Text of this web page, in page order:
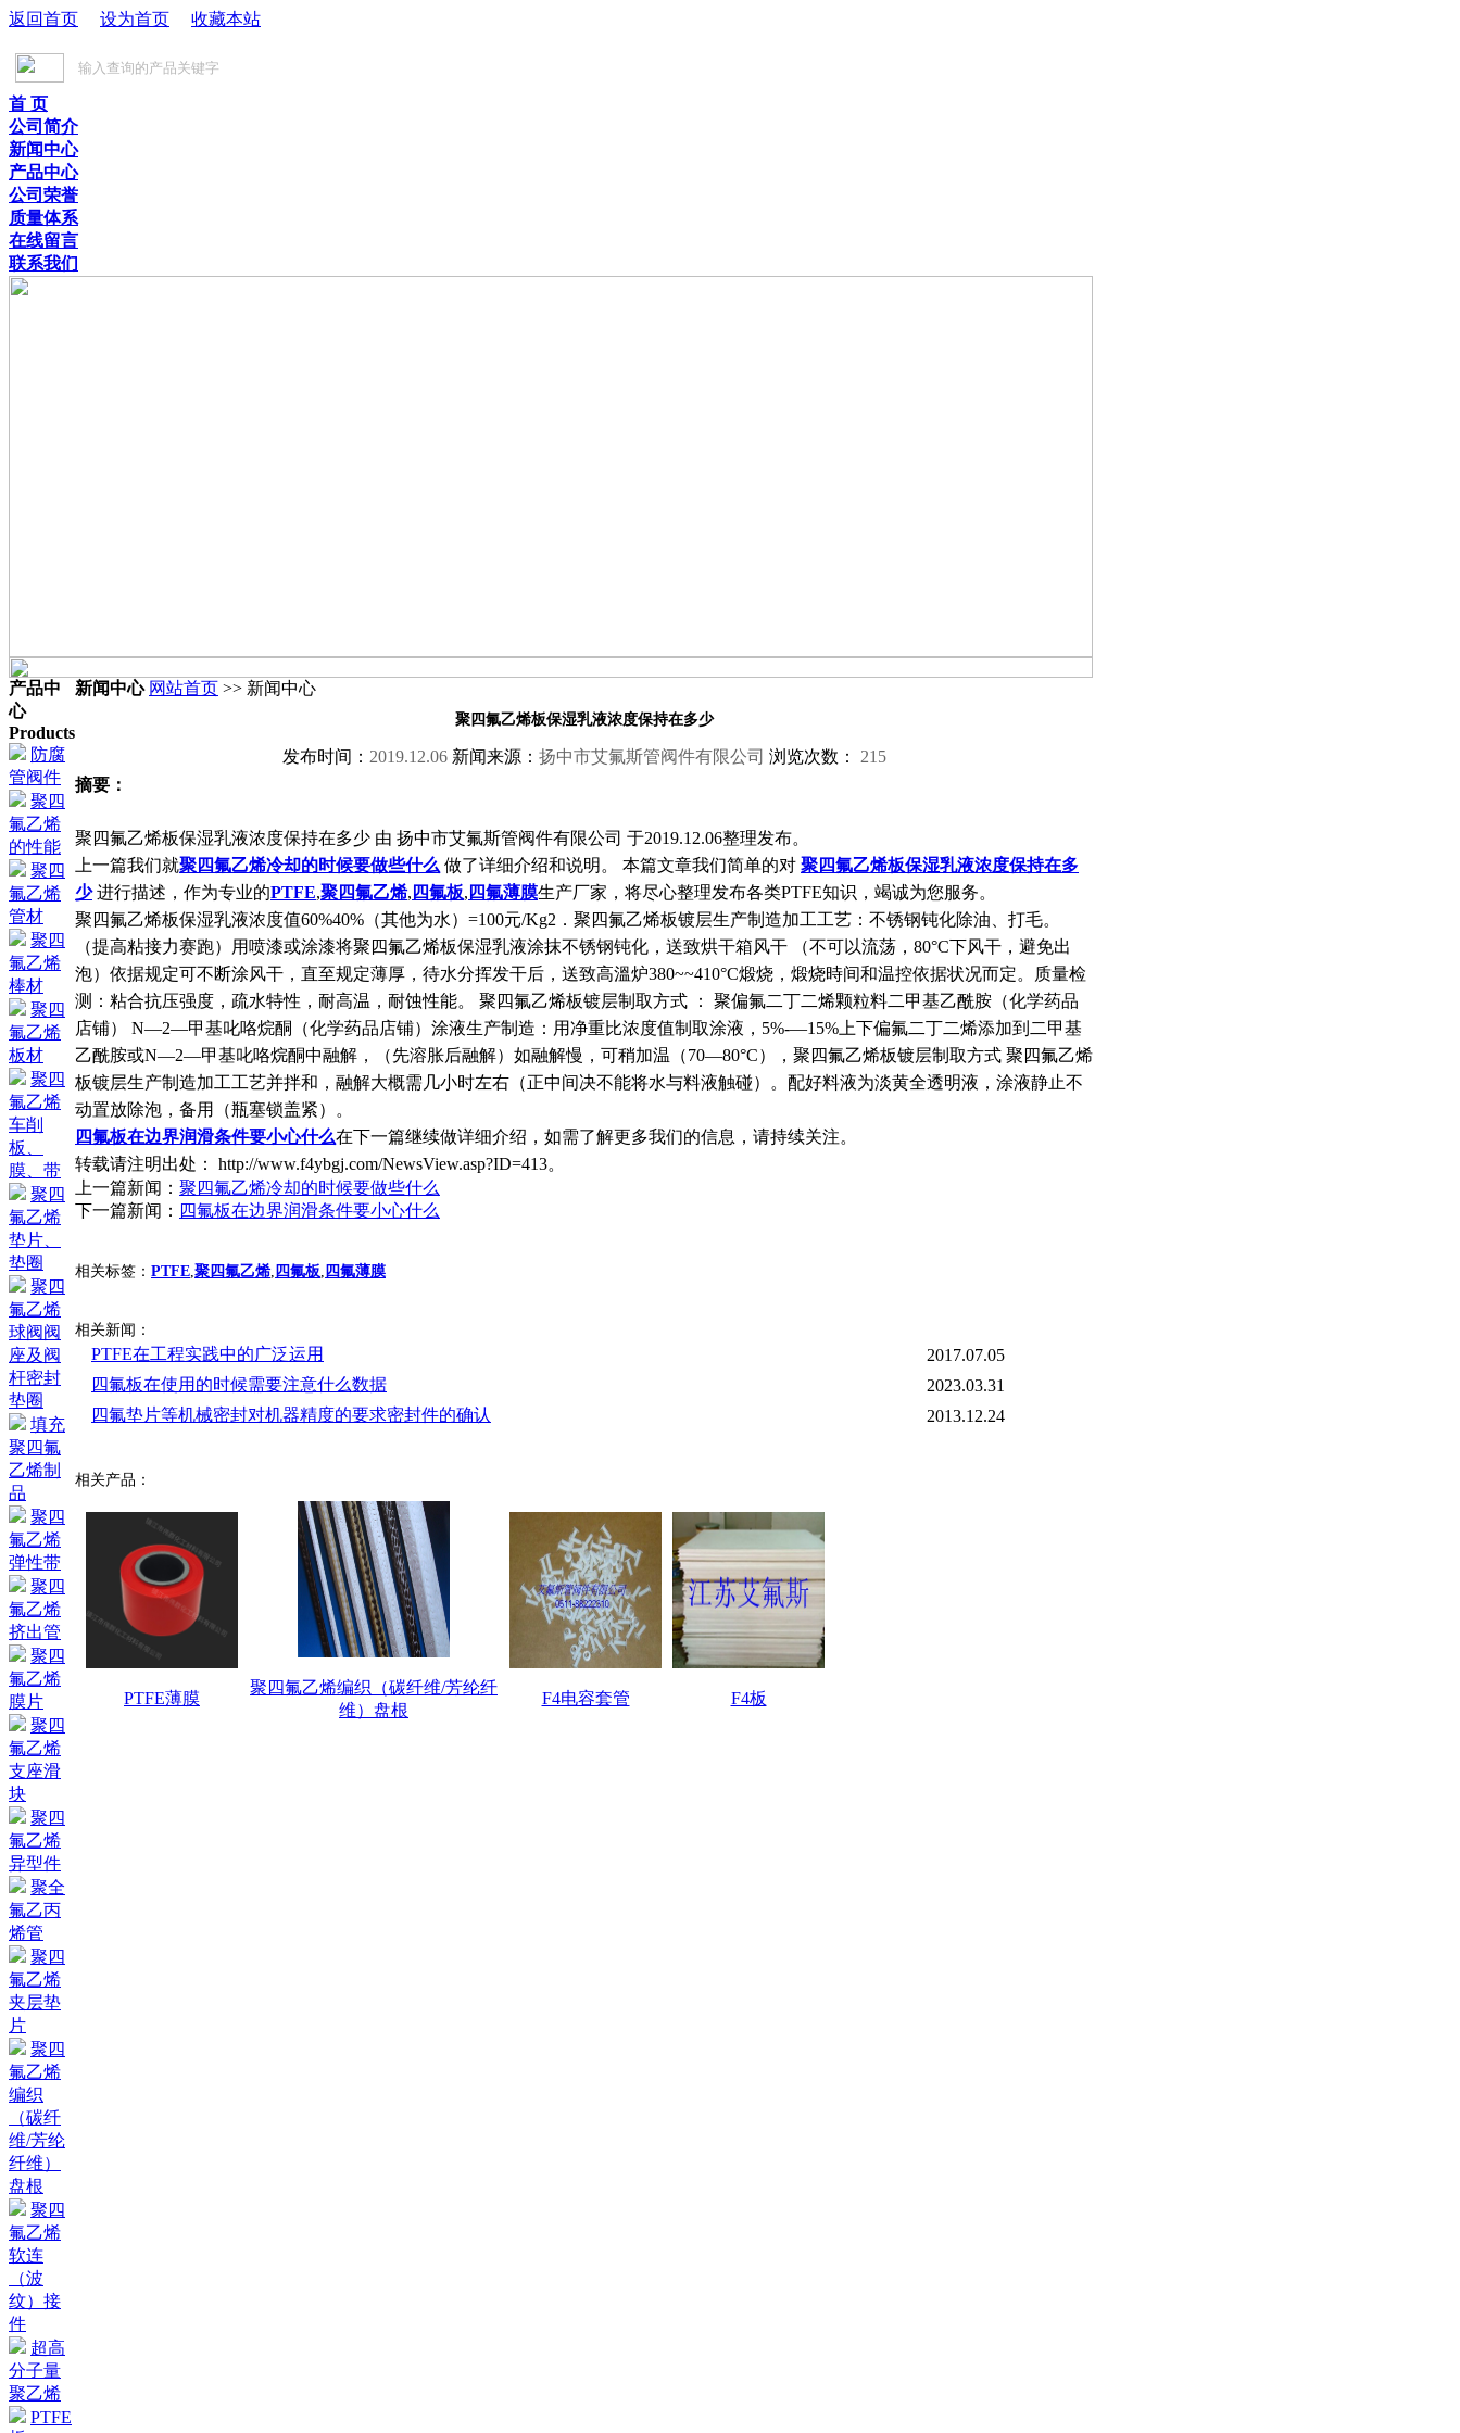
返回首页 设为首页 收藏本站
首 页
公司简介
新闻中心
产品中心
公司荣誉
质量体系
在线留言
联系我们
产品中
心
Products
防腐
管阀件
聚四
氟乙烯
的性能
聚四
氟乙烯
管材
聚四
氟乙烯
棒材
聚四
氟乙烯
板材
聚四
氟乙烯
车削
板、
膜、带
聚四
氟乙烯
垫片、
垫圈
聚四
氟乙烯
球阀阀
座及阀
杆密封
垫圈
填充
聚四氟
乙烯制
品
聚四
氟乙烯
弹性带
聚四
氟乙烯
挤出管
聚四
氟乙烯
膜片
聚四
氟乙烯
支座滑
块
聚四
氟乙烯
异型件
聚全
氟乙丙
烯管
聚四
氟乙烯
夹层垫
片
聚四
氟乙烯
编织
（碳纤
维/芳纶
纤维）
盘根
聚四
氟乙烯
软连
（波
纹）接
件
超高
分子量
聚乙烯
PTFE
新闻中心 网站首页 >> 新闻中心
聚四氟乙烯板保湿乳液浓度保持在多少
发布时间： 2019.12.06新闻来源： 扬中市艾氟斯管阀件有限公司 浏览次数：
215
摘要：
聚四氟乙烯板保湿乳液浓度保持在多少 由 扬中市艾氟斯管阀件有限公司 于2019.12.06整理发布。
上一篇我们就聚四氟乙烯冷却的时候要做些什么 做了详细介绍和说明。 本篇文章我们简单的对 聚四氟乙烯板保湿乳液浓度保持在多
少进行描述，作为专业的PTFE,聚四氟乙烯, 四氟板, 四氟薄膜生产厂家，将尽心整理发布各类PTFE知识，竭诚为您服务。
聚四氟乙烯板保湿乳液浓度值60%40%（其他为水）=100元/Kg2．聚四氟乙烯板镀层生产制造加工工艺：不锈钢钝化除油、打毛。
（提高粘接力赛跑）用喷漆或涂漆将聚四氟乙烯板保湿乳液涂抹不锈钢钝化，送致烘干箱风干 （不可以流荡，80°C下风干，避免出
泡）依据规定可不断涂风干，直至规定薄厚，待水分挥发干后，送致高溫炉380~~410°C煅烧，煅烧時间和温控依据状况而定。质量检
测：粘合抗压强度，疏水特性，耐高温，耐蚀性能。 聚四氟乙烯板镀层制取方式 ： 聚偏氟二丁二烯颗粒料二甲基乙酰胺（化学药品
店铺） N—2—甲基叱咯烷酮（化学药品店铺）涂液生产制造：用净重比浓度值制取涂液，5%-—15%上下偏氟二丁二烯添加到二甲基
乙酰胺或N—2—甲基叱咯烷酮中融解，（先溶胀后融解）如融解慢，可稍加温（70—80°C），聚四氟乙烯板镀层制取方式 聚四氟乙烯
板镀层生产制造加工工艺并拌和，融解大概需几小时左右（正中间决不能将水与料液触碰）。配好料液为淡黄全透明液，涂液静止不
动置放除泡，备用（瓶塞锁盖紧）。
四氟板在边界润滑条件要小心什么在下一篇继续做详细介绍，如需了解更多我们的信息，请持续关注。
转载请注明出处： http://www.f4ybgj.com/NewsView.asp?ID=413。
上一篇新闻： 聚四氟乙烯冷却的时候要做些什么
下一篇新闻： 四氟板在边界润滑条件要小心什么
相关标签： PTFE 聚四氟乙烯, 四氟板 四氟薄膜
相关新闻：
PTFE在工程实践中的广泛运用
2017.07.05
四氟板在使用的时候需要注意什么数据
2023.03.31
四氟垫片等机械密封对机器精度的要求密封件的确认
2013.12.24
相关产品：
PTFE薄膜
聚四氟乙烯编织（碳纤维/芳纶纤
维）盘根
F4电容套管 F4板